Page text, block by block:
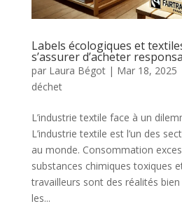
Labels écologiques et
s’assurer d’acheter
par Laura Bégot| Mar 18, 2025
déchet
L’industrie textile face à un
L’industrie textile est l’un des
au monde. Consommation
substances chimiques toxiques
travailleurs sont des réalités
les...